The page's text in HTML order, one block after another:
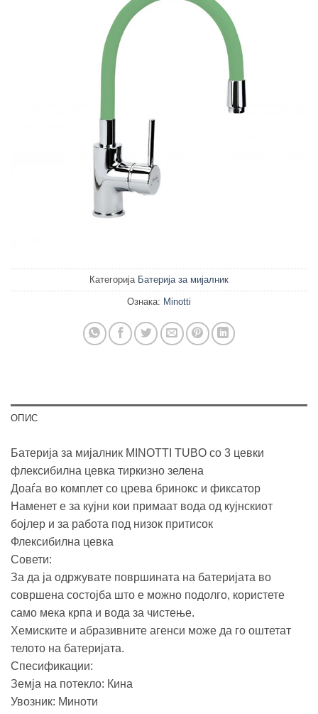
Категорија Батерија за мијалник
Ознака: Minotti
ОПИС
Батерија за мијалник MINOTTI TUBO со 3 цевки
флексибилна цевка тиркизно зелена
Доаѓа во комплет со црева бринокс и фиксатор
Наменет е за кујни кои примаат вода од кујнскиот
бојлер и за работа под низок притисок
Флексибилна цевка
Совети:
За да ја одржувате површината на батеријата во
совршена состојба што е можно подолго, користете
само мека крпа и вода за чистење.
Хемиските и абразивните агенси може да го оштетат
телото на батеријата.
Спесификации:
Земја на потекло: Кина
Увозник: Миноти